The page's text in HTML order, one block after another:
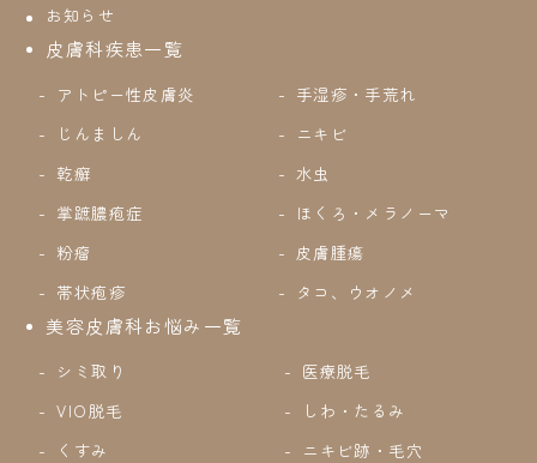
お知らせ
皮膚科疾患一覧
アトピー性皮膚炎
手湿疹・手荒れ
じんましん
ニキビ
乾癬
水虫
掌蹠膿疱症
ほくろ・メラノーマ
粉瘤
皮膚腫瘍
帯状疱疹
タコ、ウオノメ
美容皮膚科お悩み一覧
シミ取り
医療脱毛
VIO脱毛
しわ・たるみ
くすみ
ニキビ跡・毛穴